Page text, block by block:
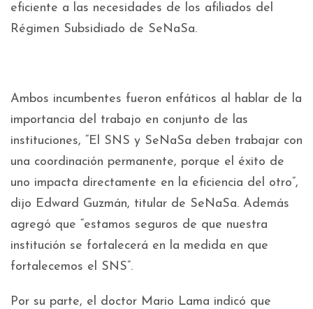
eficiente a las necesidades de los afiliados del
Régimen Subsidiado de SeNaSa.
Ambos incumbentes fueron enfáticos al hablar de la
importancia del trabajo en conjunto de las
instituciones, “El SNS y SeNaSa deben trabajar con
una coordinación permanente, porque el éxito de
uno impacta directamente en la eficiencia del otro”,
dijo Edward Guzmán, titular de SeNaSa. Además
agregó que “estamos seguros de que nuestra
institución se fortalecerá en la medida en que
fortalecemos el SNS”.
Por su parte, el doctor Mario Lama indicó que